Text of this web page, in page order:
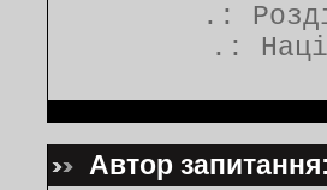
.:
.:
Автор